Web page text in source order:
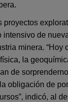
proyectos
intensivo de
minera. “Hoy
la
de
obligación de
indicó, al